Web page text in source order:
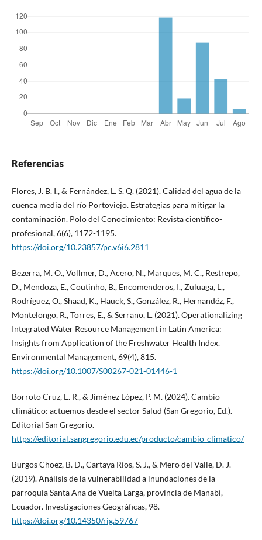
Referencias
Flores, J. B. I., & Fernández, L. S. Q. (2021). Calidad del agua de la
cuenca media del río Portoviejo. Estrategias para mitigar la
contaminación. Polo del Conocimiento: Revista científico-
profesional, 6(6), 1172-1195.
https://doi.org/10.23857/pc.v6i6.2811
Bezerra, M. O., Vollmer, D., Acero, N., Marques, M. C., Restrepo,
D., Mendoza, E., Coutinho, B., Encomenderos, I., Zuluaga, L.,
Rodríguez, O., Shaad, K., Hauck, S., González, R., Hernandéz, F.,
Montelongo, R., Torres, E., & Serrano, L. (2021). Operationalizing
Integrated Water Resource Management in Latin America:
Insights from Application of the Freshwater Health Index.
Environmental Management, 69(4), 815.
https://doi.org/10.1007/S00267-021-01446-1
Borroto Cruz, E. R., & Jiménez López, P. M. (2024). Cambio
climático: actuemos desde el sector Salud (San Gregorio, Ed.).
Editorial San Gregorio.
https://editorial.sangregorio.edu.ec/producto/cambio-climatico/
Burgos Choez, B. D., Cartaya Ríos, S. J., & Mero del Valle, D. J.
(2019). Análisis de la vulnerabilidad a inundaciones de la
parroquia Santa Ana de Vuelta Larga, provincia de Manabí,
Ecuador. Investigaciones Geográficas, 98.
https://doi.org/10.14350/rig.59767